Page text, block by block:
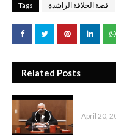
Tags قصة الخلافة الراشدة
Related Posts
April 20,